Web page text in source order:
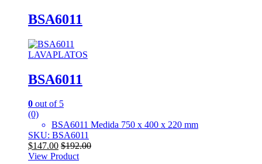
BSA6011
LAVAPLATOS
BSA6011
0 out of 5
(0)
BSA6011 Medida 750 x 400 x 220 mm
SKU: BSA6011
$147.00 $192.00
View Product